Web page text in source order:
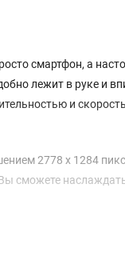
смартфон, а
лежит в руке
и
2778 x 1284
сможете
каждый момент